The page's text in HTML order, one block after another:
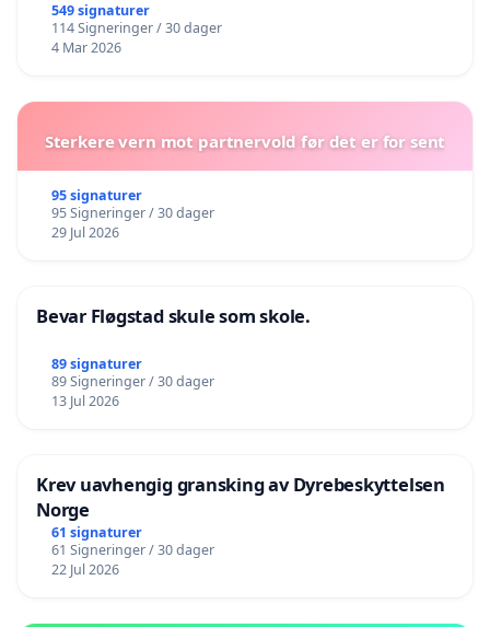
549 signaturer
114 Signeringer / 30 dager
4 Mar 2026
Sterkere vern mot partnervold før det er for sent
95 signaturer
95 Signeringer / 30 dager
29 Jul 2026
Bevar Fløgstad skule som skole.
89 signaturer
89 Signeringer / 30 dager
13 Jul 2026
Krev uavhengig gransking av Dyrebeskyttelsen
Norge
61 signaturer
61 Signeringer / 30 dager
22 Jul 2026